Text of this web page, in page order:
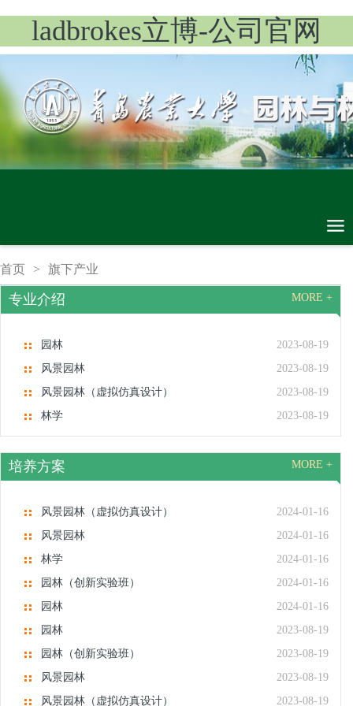
ladbrokes立博-公司官网
首页 > 旗下产业
专业介绍 MORE +
园林
2023-08-19
风景园林
2023-08-19
风景园林（虚拟仿真设计）
2023-08-19
林学
2023-08-19
培养方案 MORE +
风景园林（虚拟仿真设计）
2024-01-16
风景园林
2024-01-16
林学
2024-01-16
园林（创新实验班）
2024-01-16
园林
2024-01-16
园林
2023-08-19
园林（创新实验班）
2023-08-19
风景园林
2023-08-19
风景园林（虚拟仿真设计）
2023-08-19